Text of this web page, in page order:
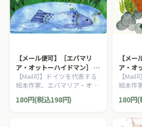
名入れで特別感：世界に一つだけの贈り
予算から選ぶ
10,000〜30,000円 →
【メール便可】［エバマリ
ア・オットーハイドマン］ ポ
ストカード お池
【Mail可】ドイツを代表する
絵本作家、エバマリア・オッ
トーハイドマン（Eva Maria
Ott-Heidmann）のイラスト
180円(税込198円)
【メ
ア・オ
スト
【Mail
絵本作
トーハ
Ott-
ヘン
180円(